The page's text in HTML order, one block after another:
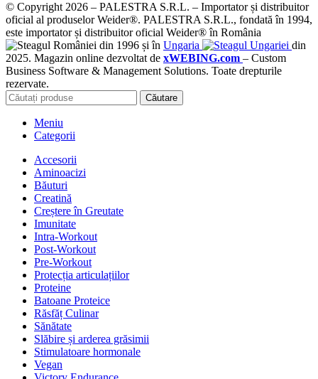
© Copyright 2026 – PALESTRA S.R.L. – Importator și distribuitor
oficial al produselor Weider®. PALESTRA S.R.L., fondată în 1994,
este importator și distribuitor oficial Weider® în România
din 1996 și în Ungaria
din
2025. Magazin online dezvoltat de xWEBING.com – Custom
Business Software & Management Solutions. Toate drepturile
rezervate.
Căutare
Meniu
Categorii
Accesorii
Aminoacizi
Băuturi
Creatină
Creștere în Greutate
Imunitate
Intra-Workout
Post-Workout
Pre-Workout
Protecția articulațiilor
Proteine
Batoane Proteice
Răsfăț Culinar
Sănătate
Slăbire și arderea grăsimii
Stimulatoare hormonale
Vegan